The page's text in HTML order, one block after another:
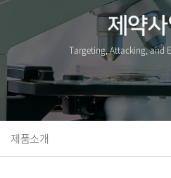
Targeting, Attacking, and
제품소개